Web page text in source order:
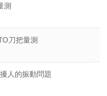
測
刀把量測
人的振動問題